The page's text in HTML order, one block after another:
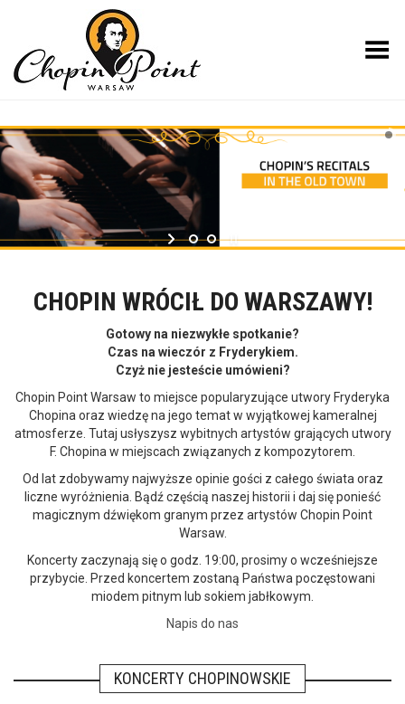
Toggle Menu
CHOPIN WRÓCIŁ DO WARSZAWY!
Gotowy na niezwykłe spotkanie?
Czas na wieczór z Fryderykiem.
Czyż nie jesteście umówieni?
Chopin Point Warsaw to miejsce popularyzujące utwory Fryderyka
Chopina oraz wiedzę na jego temat w wyjątkowej kameralnej
atmosferze. Tutaj usłyszysz wybitnych artystów grających utwory
F. Chopina w miejscach związanych z kompozytorem.
Od lat zdobywamy najwyższe opinie gości z całego świata oraz
liczne wyróżnienia. Bądź częścią naszej historii i daj się ponieść
magicznym dźwiękom granym przez artystów Chopin Point
Warsaw.
Koncerty zaczynają się o godz. 19:00, prosimy o wcześniejsze
przybycie. Przed koncertem zostaną Państwa poczęstowani
miodem pitnym lub sokiem jabłkowym.
Napis do nas
KONCERTY CHOPINOWSKIE